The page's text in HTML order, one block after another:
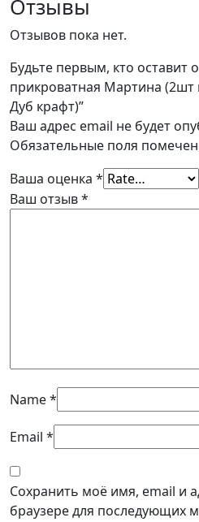
Отзывы
Отзывов пока нет.
Будьте первым, кто оставит
прикроватная Мартина (2шт
Дуб крафт)”
Ваш адрес email не будет
Обязательные поля
Ваша оценка *
Ваш отзыв*
Name*
Email *
Сохранить моё имя, email и
браузере для последующих